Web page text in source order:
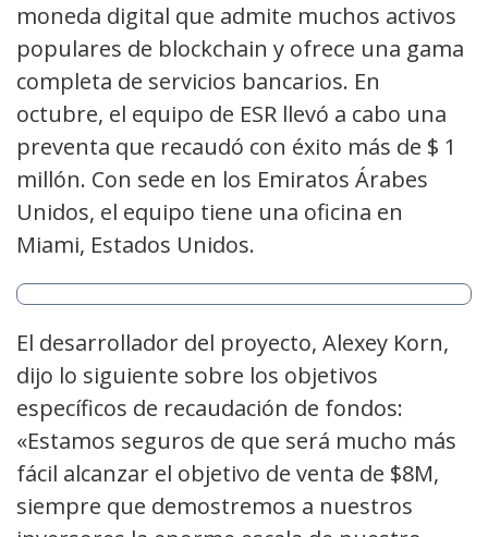
moneda digital que admite muchos activos
populares de blockchain y ofrece una gama
completa de servicios bancarios. En
octubre, el equipo de ESR llevó a cabo una
preventa que recaudó con éxito más de $ 1
millón. Con sede en los Emiratos Árabes
Unidos, el equipo tiene una oficina en
Miami, Estados Unidos.
El desarrollador del proyecto, Alexey Korn,
dijo lo siguiente sobre los objetivos
específicos de recaudación de fondos:
«Estamos seguros de que será mucho más
fácil alcanzar el objetivo de venta de $8M,
siempre que demostremos a nuestros